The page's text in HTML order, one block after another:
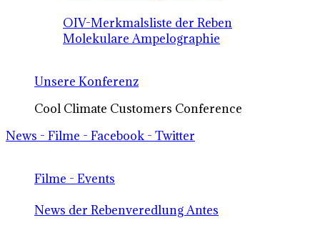
OIV-Merkmalsliste der Reben
Molekulare Ampelographie
Unsere Konferenz
Cool Climate Customers Conference
News - Filme - Facebook - Twitter
Filme - Events
News der Rebenveredlung Antes